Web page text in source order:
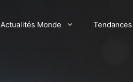
Actualités Monde Tendances